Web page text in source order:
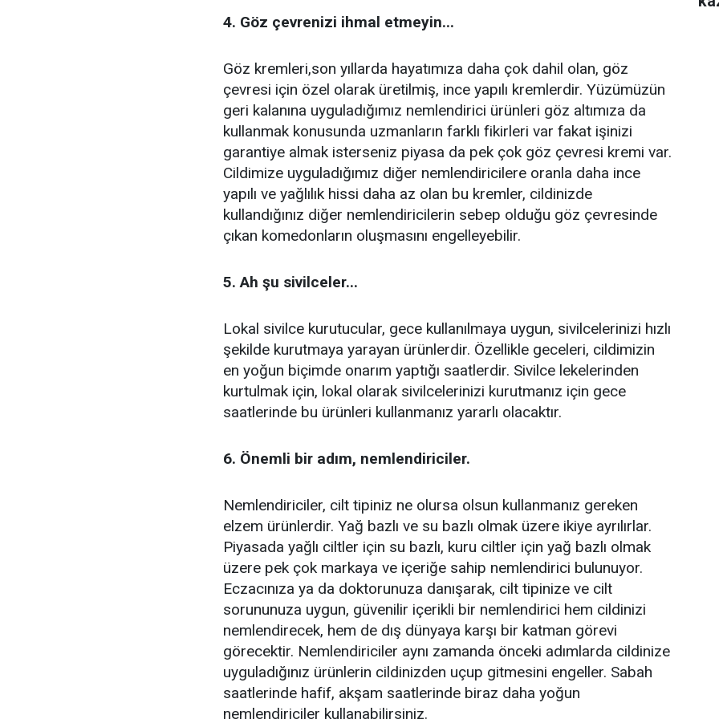
4. Göz çevrenizi ihmal etmeyin...
Göz kremleri,son yıllarda hayatımıza daha çok dahil olan, göz
çevresi için özel olarak üretilmiş, ince yapılı kremlerdir. Yüzümüzün
geri kalanına uyguladığımız nemlendirici ürünleri göz altımıza da
kullanmak konusunda uzmanların farklı fikirleri var fakat işinizi
garantiye almak isterseniz piyasa da pek çok göz çevresi kremi var.
Cildimize uyguladığımız diğer nemlendiricilere oranla daha ince
yapılı ve yağlılık hissi daha az olan bu kremler, cildinizde
kullandığınız diğer nemlendiricilerin sebep olduğu göz çevresinde
çıkan komedonların oluşmasını engelleyebilir.
5. Ah şu sivilceler...
Lokal sivilce kurutucular, gece kullanılmaya uygun, sivilcelerinizi hızlı
şekilde kurutmaya yarayan ürünlerdir. Özellikle geceleri, cildimizin
en yoğun biçimde onarım yaptığı saatlerdir. Sivilce lekelerinden
kurtulmak için, lokal olarak sivilcelerinizi kurutmanız için gece
saatlerinde bu ürünleri kullanmanız yararlı olacaktır.
6. Önemli bir adım, nemlendiriciler.
Nemlendiriciler, cilt tipiniz ne olursa olsun kullanmanız gereken
elzem ürünlerdir. Yağ bazlı ve su bazlı olmak üzere ikiye ayrılırlar.
Piyasada yağlı ciltler için su bazlı, kuru ciltler için yağ bazlı olmak
üzere pek çok markaya ve içeriğe sahip nemlendirici bulunuyor.
Eczacınıza ya da doktorunuza danışarak, cilt tipinize ve cilt
sorununuza uygun, güvenilir içerikli bir nemlendirici hem cildinizi
nemlendirecek, hem de dış dünyaya karşı bir katman görevi
görecektir. Nemlendiriciler aynı zamanda önceki adımlarda cildinize
uyguladığınız ürünlerin cildinizden uçup gitmesini engeller. Sabah
saatlerinde hafif, akşam saatlerinde biraz daha yoğun
nemlendiriciler kullanabilirsiniz.